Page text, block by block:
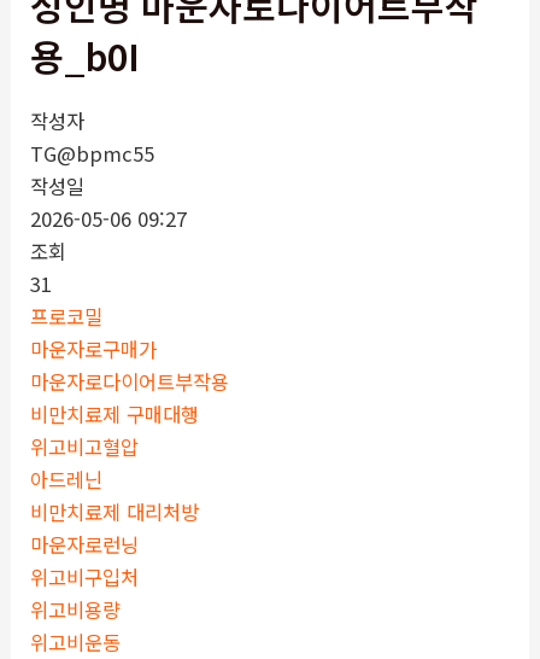
용_b0I
작성자
TG@bpmc55
작성일
2026-05-06 09:27
조회
31
프로코밀
마운자로구매가
마운자로다이어트부작용
비만치료제 구매대행
위고비고혈압
아드레닌
비만치료제 대리처방
마운자로런닝
위고비구입처
위고비용량
위고비운동